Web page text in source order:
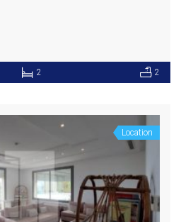
2 2
Location